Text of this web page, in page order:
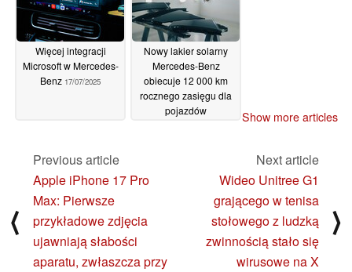
Więcej integracji
Microsoft w Mercedes-
Benz 17/07/2025
Nowy lakier solarny
Mercedes-Benz
obiecuje 12 000 km
rocznego zasięgu dla
pojazdów
Show more articles
⟨
Previous article
Apple iPhone 17 Pro
Max: Pierwsze
przykładowe zdjęcia
ujawniają słabości
aparatu, zwłaszcza przy
Next article
Wideo Unitree G1
grającego w tenisa
stołowego z ludzką
zwinnością stało się
wirusowe na X
⟩